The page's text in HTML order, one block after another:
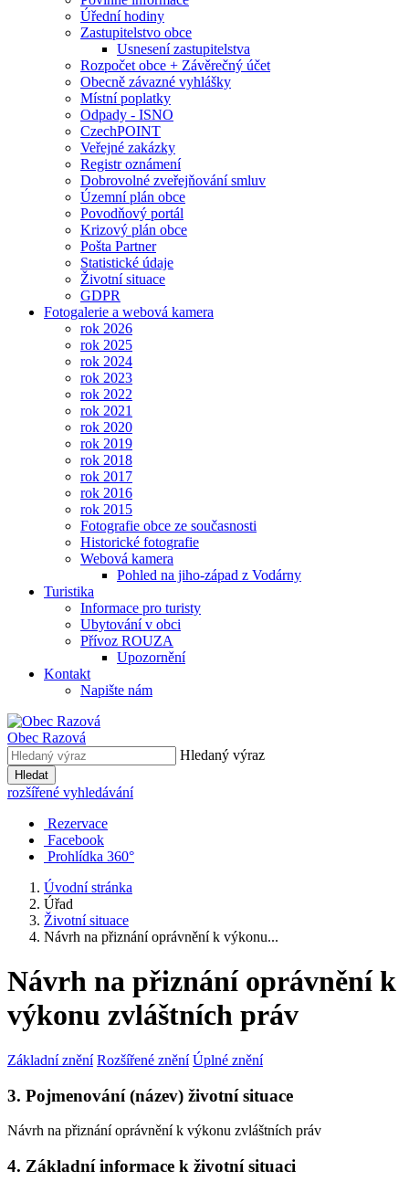
Úřední hodiny
Zastupitelstvo obce
Usnesení zastupitelstva
Rozpočet obce + Závěrečný účet
Obecně závazné vyhlášky
Místní poplatky
Odpady - ISNO
CzechPOINT
Veřejné zakázky
Registr oznámení
Dobrovolné zveřejňování smluv
Územní plán obce
Povodňový portál
Krizový plán obce
Pošta Partner
Statistické údaje
Životní situace
GDPR
Fotogalerie a webová kamera
rok 2026
rok 2025
rok 2024
rok 2023
rok 2022
rok 2021
rok 2020
rok 2019
rok 2018
rok 2017
rok 2016
rok 2015
Fotografie obce ze současnosti
Historické fotografie
Webová kamera
Pohled na jiho-západ z Vodárny
Turistika
Informace pro turisty
Ubytování v obci
Přívoz ROUZA
Upozornění
Kontakt
Napište nám
Obec Razová
Hledaný výraz
Hledat
rozšířené vyhledávání
Rezervace
Facebook
Prohlídka 360°
Úvodní stránka
Úřad
Životní situace
Návrh na přiznání oprávnění k výkonu...
Návrh na přiznání oprávnění k
výkonu zvláštních práv
Základní znění Rozšířené znění Úplné znění
3. Pojmenování (název) životní situace
Návrh na přiznání oprávnění k výkonu zvláštních práv
4. Základní informace k životní situaci